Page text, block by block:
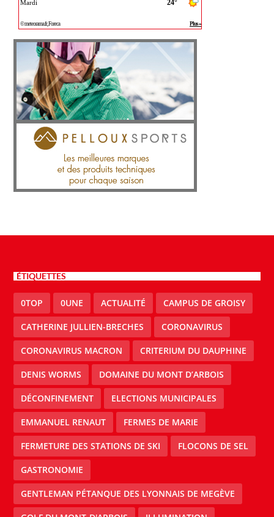
ÉTIQUETTES
0TOP 0UNE ACTUALITÉ CAMPUS DE GROISY
CATHERINE JULLIEN-BRECHES CORONAVIRUS
CORONAVIRUS MACRON CRITERIUM DU DAUPHINE
DENIS WORMS DOMAINE DU MONT D’ARBOIS
DÉCONFINEMENT ELECTIONS MUNICIPALES
EMMANUEL RENAUT FERMES DE MARIE
FERMETURE DES STATIONS DE SKI FLOCONS DE SEL
GASTRONOMIE
GENTLEMAN PÉTANQUE DES LYONNAIS DE MEGÈVE